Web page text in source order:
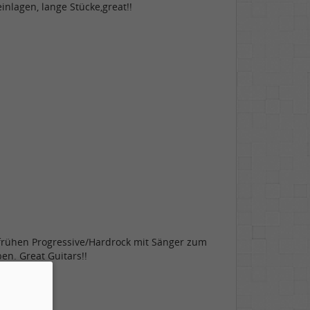
lange Stücke,great!!
Progressive/Hardrock mit Sänger zum
Great Guitars!!